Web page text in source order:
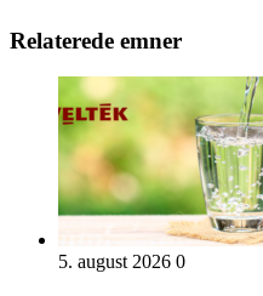
Relaterede emner
5. august 2026 0